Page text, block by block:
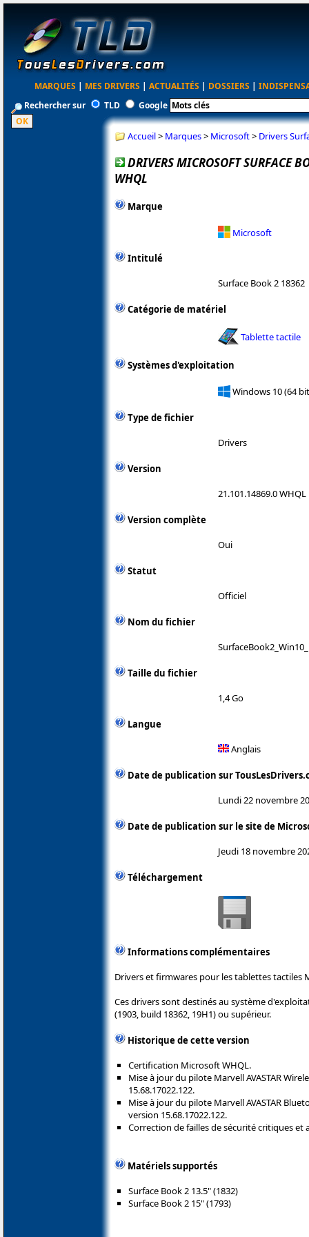
MARQUES | MES DRIVERS | ACTUALITÉS | DOSSIERS |
Rechercher sur
TLD Google
Accueil> Marques> Microsoft> Drivers
DRIVERS MICROSOFT SURFACE
WHQL
Marque
Microsoft
Intitulé
Surface Book 2 18362
Catégorie de matériel
Tablette tactile
Systèmes d'exploitation
Windows 10 (64
Type de fichier
Drivers
Version
21.101.14869.0 WHQL
Version complète
Oui
Statut
Officiel
Nom du fichier
Taille du fichier
1,4 Go
Langue
Anglais
Date de publication sur
Lundi 22 novembre
Date de publication sur le site de
Jeudi 18 novembre
Téléchargement
Informations complémentaires
Drivers et firmwares pour les tablettes tactiles
Ces drivers sont destinés au système
(1903, build 18362, 19H1) ou supérieur.
Historique de cette version
Certification Microsoft WHQL.
Mise à jour du pilote Marvell AVASTAR
15.68.17022.122.
Mise à jour du pilote Marvell AVASTAR
version 15.68.17022.122.
Correction de failles de sécurité critiques
Matériels supportés
Surface Book 2 13.5" (1832)
Surface Book 2 15" (1793)